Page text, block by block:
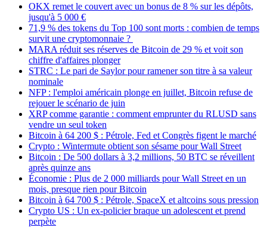
OKX remet le couvert avec un bonus de 8 % sur les dépôts,
jusqu'à 5 000 €
71,9 % des tokens du Top 100 sont morts : combien de temps
survit une cryptomonnaie ?
MARA réduit ses réserves de Bitcoin de 29 % et voit son
chiffre d'affaires plonger
STRC : Le pari de Saylor pour ramener son titre à sa valeur
nominale
NFP : l'emploi américain plonge en juillet, Bitcoin refuse de
rejouer le scénario de juin
XRP comme garantie : comment emprunter du RLUSD sans
vendre un seul token
Bitcoin à 64 200 $ : Pétrole, Fed et Congrès figent le marché
Crypto : Wintermute obtient son sésame pour Wall Street
Bitcoin : De 500 dollars à 3,2 millions, 50 BTC se réveillent
après quinze ans
Économie : Plus de 2 000 milliards pour Wall Street en un
mois, presque rien pour Bitcoin
Bitcoin à 64 700 $ : Pétrole, SpaceX et altcoins sous pression
Crypto US : Un ex-policier braque un adolescent et prend
perpète